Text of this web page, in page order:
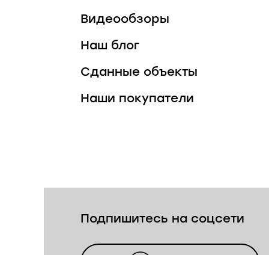
Видеообзоры
Наш блог
Сданные объекты
Наши покупатели
Подпишитесь на соцсети